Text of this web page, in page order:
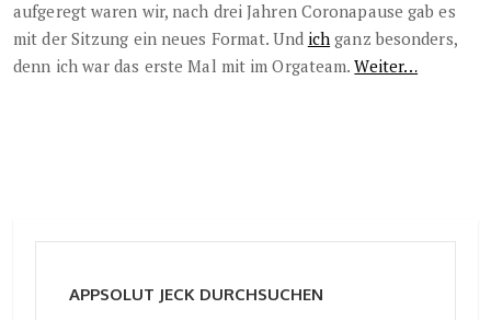
aufgeregt waren wir, nach drei Jahren Coronapause gab es
mit der Sitzung ein neues Format. Und ich ganz besonders,
denn ich war das erste Mal mit im Orgateam.Weiter…
APPSOLUT JECK DURCHSUCHEN